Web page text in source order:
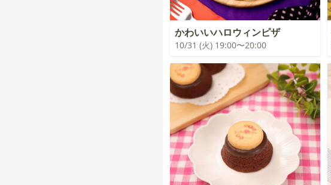
かわいいハロウィンピザ
10/31 (火) 19:00〜20:00